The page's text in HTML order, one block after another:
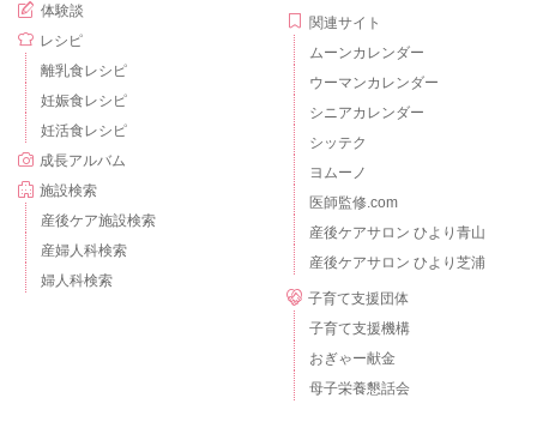
体験談
レシピ
離乳食レシピ
妊娠食レシピ
妊活食レシピ
成長アルバム
施設検索
産後ケア施設検索
産婦人科検索
婦人科検索
関連サイト
ムーンカレンダー
ウーマンカレンダー
シニアカレンダー
シッテク
ヨムーノ
医師監修.com
産後ケアサロン ひより青山
産後ケアサロン ひより芝浦
子育て支援団体
子育て支援機構
おぎゃー献金
母子栄養懇話会